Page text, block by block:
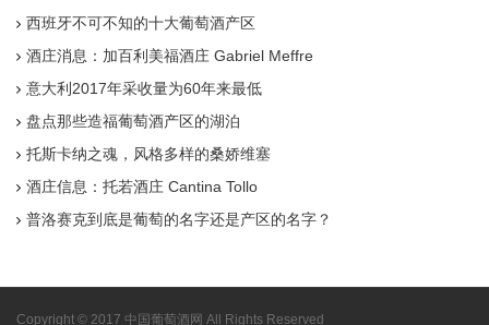
西班牙不可不知的十大葡萄酒产区
酒庄消息：加百利美福酒庄 Gabriel Meffre
意大利2017年采收量为60年来最低
盘点那些造福葡萄酒产区的湖泊
托斯卡纳之魂，风格多样的桑娇维塞
酒庄信息：托若酒庄 Cantina Tollo
普洛赛克到底是葡萄的名字还是产区的名字？
Copyright © 2017 中国葡萄酒网 All Rights Reserved